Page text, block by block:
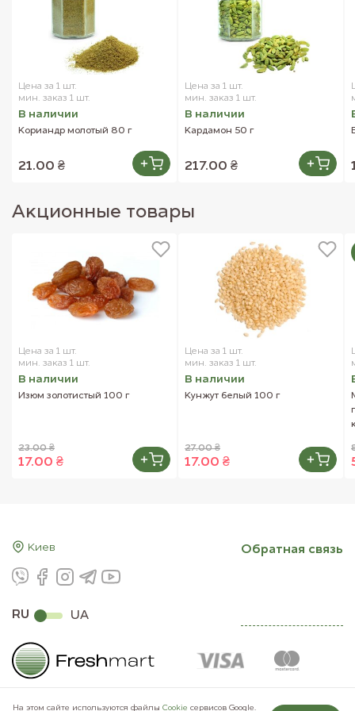
Цена за 1 шт.
мин. заказ 1 шт.
В наличии
Кориандр молотый 80 г
21.00 ₴
Цена за 1 шт.
мин. заказ 1 шт.
В наличии
Кардамон 50 г
217.00 ₴
Акционные товары
Цена за 1 шт.
мин. заказ 1 шт.
В наличии
Изюм золотистый 100 г
23.00 ₴
17.00 ₴
Цена за 1 шт.
мин. заказ 1 шт.
В наличии
Кунжут белый 100 г
27.00 ₴
17.00 ₴
Киев
RU UA
Обратная связь
На этом сайте используются файлы Сookie сервисов Google.